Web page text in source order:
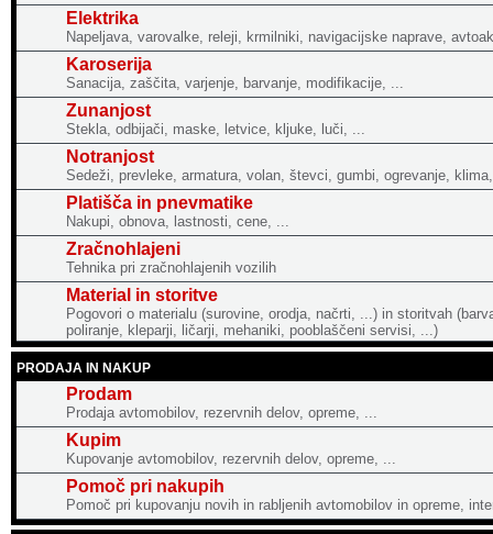
Elektrika
Napeljava, varovalke, releji, krmilniki, navigacijske naprave,
Karoserija
Sanacija, zaščita, varjenje, barvanje, modifikacije, ...
Zunanjost
Stekla, odbijači, maske, letvice, kljuke, luči, ...
Notranjost
Sedeži, prevleke, armatura, volan, števci, gumbi, ogrevanje,
Platišča in pnevmatike
Nakupi, obnova, lastnosti, cene, ...
Zračnohlajeni
Tehnika pri zračnohlajenih vozilih
Material in storitve
Pogovori o materialu (surovine, orodja, načrti, ...) in storitvah
poliranje, kleparji, ličarji, mehaniki, pooblaščeni servisi, ...)
PRODAJA IN NAKUP
Prodam
Prodaja avtomobilov, rezervnih delov, opreme, ...
Kupim
Kupovanje avtomobilov, rezervnih delov, opreme, ...
Pomoč pri nakupih
Pomoč pri kupovanju novih in rabljenih avtomobilov in opreme,